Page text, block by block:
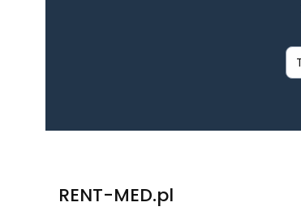
RENT-MED.pl